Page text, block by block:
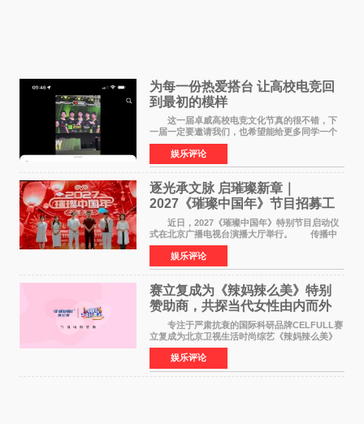
为每一份热爱搭台 让高校电竞回
到最初的模样
这一届卓威高校电竞文化节真的很不错，下
一届一定要邀请我们，也希望能给更多同学一个
来到现场的机会。 2026卓威高校电竞文化节
已经落下帷幕，在活动结束后，仍有不少高校电
竞社负责人和现
娱乐评论
逐光承文脉 启璀璨新章｜
2027《璀璨中国年》节目招募工
作圆满启动
近日，2027《璀璨中国年》特别节目启动仪
式在北京广播电视台演播大厅举行。 传播中
华优秀传统文化，弘扬纯正国风艺术，打造高规
格、高质感、正能量的文艺盛典，是璀璨中国年
矢志不渝的初心
娱乐评论
赛立复成为《辣妈辣么美》特别
赞助商，共探当代女性由内而外
活力美
专注于严肃抗衰的国际科研品牌CELFULL赛
立复成为北京卫视生活时尚综艺《辣妈辣么美》
的特别赞助商,明星辣妈袁咏仪倾情参与，向广大
都市女性传递健康生活新主张，寄语当代女性在
家庭与自我之间
娱乐评论